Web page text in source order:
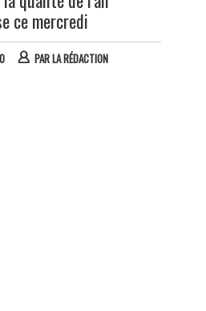
ce mercredi
PARLA RÉDACTION